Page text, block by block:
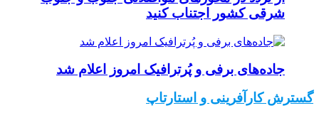
شرقی کشور اجتناب کنید
جاده‌های برفی و پُرترافیک امروز اعلام شد
گسترش کارآفرینی و استارتاپ